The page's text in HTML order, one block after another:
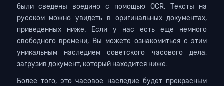
были сведены воедино с помощью OCR. Тексты на
русском можно увидеть в оригинальных документах,
приведенных ниже. Если у нас есть еще немного
свободного времени, Вы можете ознакомиться с этим
уникальным наследием советского часового дела,
загрузив документ, который находится ниже.
Более того, это часовое наследие будет прекрасным